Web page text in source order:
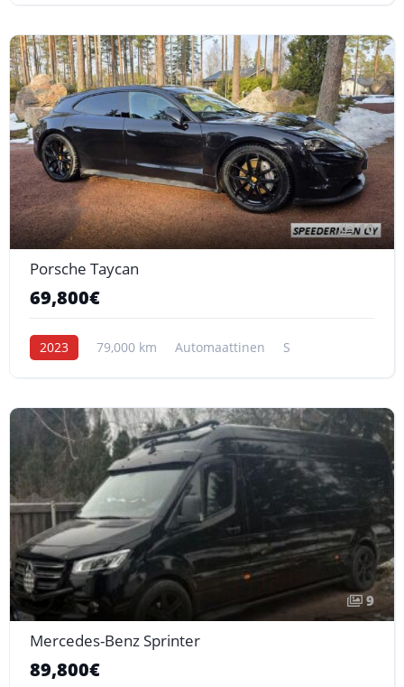
10
Porsche Taycan
69,800€
2023 79,000 km Automaattinen S
9
Mercedes-Benz Sprinter
89,800€